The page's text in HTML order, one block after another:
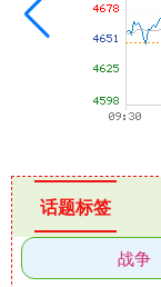
话题标签
战争